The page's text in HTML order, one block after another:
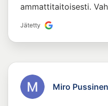
ammattitaitoisesti.
Jätetty
Miro Pussinen